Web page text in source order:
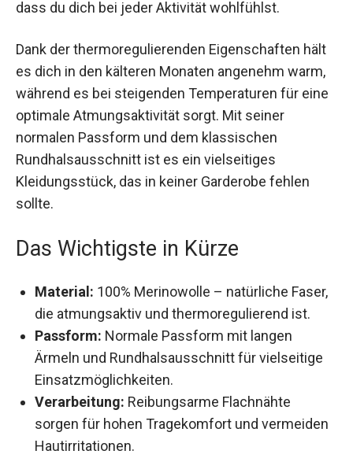
reiner Merinowolle bietet dir unvergleichlichen
jeder Aktivität wohlfühlst.
Dank der thermoregulierenden Eigenschaften
hält es dich in den kälteren Monaten angenehm
warm, während es bei steigenden Temperaturen
für eine optimale Atmungsaktivität sorgt. Mit
seiner normalen Passform und dem klassischen
Rundhalsausschnitt ist es ein vielseitiges
sollte.
Das Wichtigste in Kürze
Material:100% Merinowolle – natürliche
Faser, die atmungsaktiv und
thermoregulierend ist.
Passform:Normale Passform mit langen
Ärmeln und Rundhalsausschnitt für vielseitige
Einsatzmöglichkeiten.